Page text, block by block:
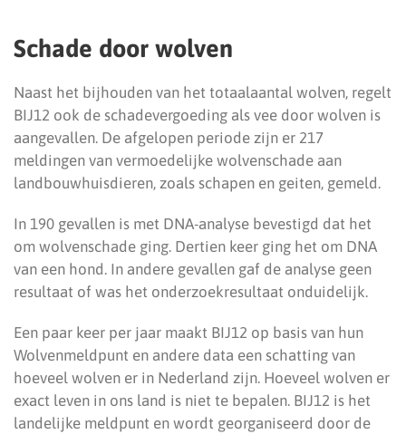
Schade door wolven
Naast het bijhouden van het totaalaantal wolven, regelt
BIJ12 ook de schadevergoeding als vee door wolven is
aangevallen. De afgelopen periode zijn er 217
meldingen van vermoedelijke wolvenschade aan
landbouwhuisdieren, zoals schapen en geiten, gemeld.
In 190 gevallen is met DNA-analyse bevestigd dat het
om wolvenschade ging. Dertien keer ging het om DNA
van een hond. In andere gevallen gaf de analyse geen
resultaat of was het onderzoekresultaat onduidelijk.
Een paar keer per jaar maakt BIJ12 op basis van hun
Wolvenmeldpunt en andere data een schatting van
hoeveel wolven er in Nederland zijn. Hoeveel wolven er
exact leven in ons land is niet te bepalen. BIJ12 is het
landelijke meldpunt en wordt georganiseerd door de